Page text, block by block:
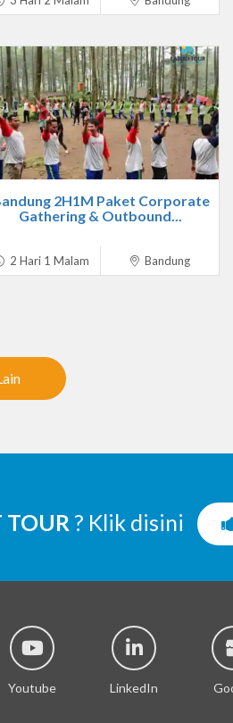
2H1M Paket Corporate
Gathering & Outbound...
2 Hari 1 Malam Bandung
TOUR ? Klik disini
Youtube LinkedIn